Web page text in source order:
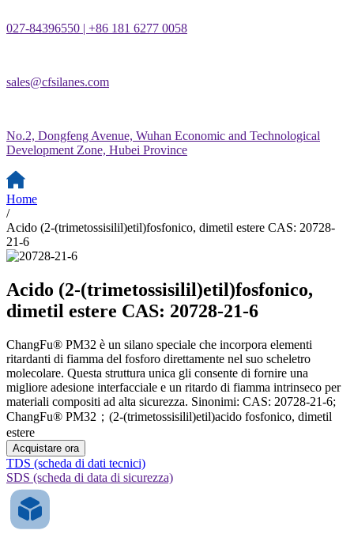
027-84396550 | +86 181 6277 0058
sales@cfsilanes.com
No.2, Dongfeng Avenue, Wuhan Economic and Technological
Development Zone, Hubei Province
Home
/
Acido (2-(trimetossisilil)etil)fosfonico, dimetil estere CAS: 20728-
21-6
Acido (2-(trimetossisilil)etil)fosfonico,
dimetil estere CAS: 20728-21-6
ChangFu® PM32 è un silano speciale che incorpora elementi
ritardanti di fiamma del fosforo direttamente nel suo scheletro
molecolare. Questa struttura unica gli consente di fornire una
migliore adesione interfacciale e un ritardo di fiamma intrinseco per
materiali compositi ad alta sicurezza. Sinonimi: CAS: 20728-21-6;
ChangFu® PM32；(2-(trimetossisilil)etil)acido fosfonico, dimetil
estere
Acquistare ora
TDS (scheda di dati tecnici)
SDS (scheda di data di sicurezza)